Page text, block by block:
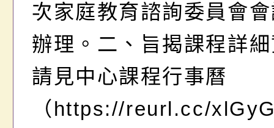
次家庭教育諮詢委員會
辦理。二、旨揭課程詳
請見中心課程行事曆
（https://reurl.cc/